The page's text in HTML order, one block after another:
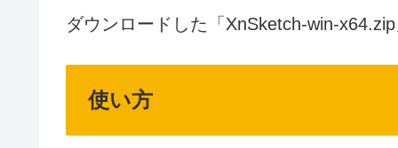
ダウンロードした「XnSketch-win-
使い方